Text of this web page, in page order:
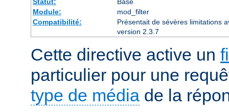
Module:
mod_filter
Compatibilité:
Présentait de sévères limitations
version 2.3.7
Cette directive active un
particulier pour une
type de média de la